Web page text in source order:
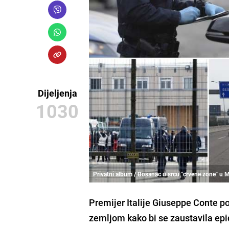
Dijeljenja
1030
Privatni album / Bosanac u srcu "crvene zone" u
Premijer Italije Giuseppe Conte
zemljom kako bi se zaustavila